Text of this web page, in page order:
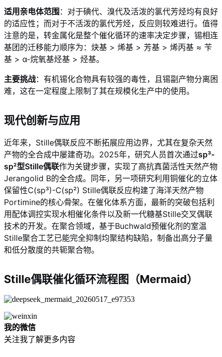
适用亲电体范围：对于碘代、溴代及活泼的氯代芳烃均有良好
的适应性；而对于不活泼的氯代芳烃，反应则较难进行。值得
注意的是，转金属化是整个催化循环的速率决定步骤，锡相连
基团的迁移能力顺序为：炔基 > 烯基 > 芳基 > 烯丙基 ≈ 苄
基 > α-烷氧基烃基 > 烃基。
主要挑战：有机锡化合物具有较强的毒性，且锡副产物分离困
难，这在一定程度上限制了其在规模化生产中的使用。
现代创新与应用
近年来，Stille偶联反应不断拓展应用边界，尤其在复杂天然
产物的全合成中屡建奇功。2025年，研究人员首次通过sp³-
sp²型Stille偶联作为关键步骤，实现了高抗真菌活性天然产物
Jerangolid B的全合成。同年，另一项研究利用铜催化的立体
保留性C(sp³)-C(sp²) Stille偶联反应构建了海洋天然产物
Portimine的核心骨架。在催化体系方面，最新的突破包括利
用配体调控实现水相催化条件以及新一代糖基Stille交叉偶联
技术的开发。在聚合领域，基于Buchwald预催化剂的室温
Stille聚合工艺已能完全抑制均聚结构缺陷，制备出高分子量
和低分散度的共轭聚合物。
Stille偶联催化循环流程图（Mermaid）
我的微信
关注我了解更多内容